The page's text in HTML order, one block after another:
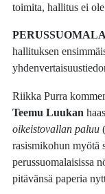
toimita, hallitus ei
hallituksen
Riikka Purra
Teemu Luukan
oikeistovallan paluu
rasismikohun myötä
perussuomalaisissa
pitävänsä paperia